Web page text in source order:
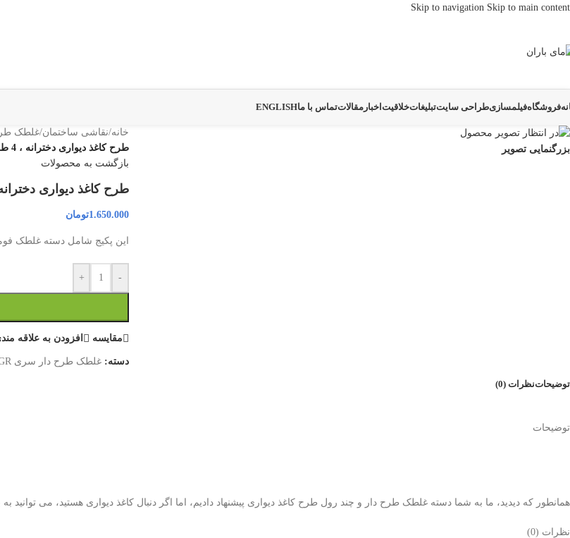
Skip to navigation Skip to main content
فروشگاهفیلمسازیطراحی سایتتبلیغاتخلاقیت اخبار مقالاتتماس با ماENGLISH
بزرگنمایی تصویر
خانه/نقاشی ساختمان/غلطک
طرح کاغذ دیواری دخترانه ، 4 طرح جدید نقاشی و رنگ آمیزی اتاق دخترانه
بازگشت به محصولات
طرح کاغذ دیواری دخترانه ، 4 طرح جدید نقاشی و رنگ آمیزی اتاق
1.650.000تومان
این پکیج شامل دسته غلطک فومی 6 اینچ (15 سانتیمتر) و 4 عدد رول طرح
-
+
مقایسه افزودن به علاقه
دسته: غلطک طرح دار سری GR
توضیحاتنظرات (0)
توضیحات
همانطور که دیدید، ما به شما دسته غلطک طرح دار و چند رول طرح کاغذ دیواری پیشنهاد دادیم، اما اگر دنبال کاغذ دیواری هستید، می توانید
نظرات (0)